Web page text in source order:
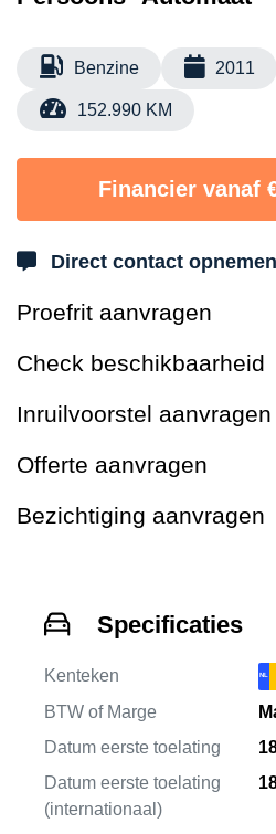
Benzine 2011
152.990 KM
Financier vanaf
Direct contact
Proefrit aanvragen
Check beschikbaarheid
Inruilvoorstel aanvragen
Offerte aanvragen
Bezichtiging aanvragen
Specificaties
Kenteken NL
BTW of Marge
Datum eerste toelating
Datum eerste toelating
(internationaal)